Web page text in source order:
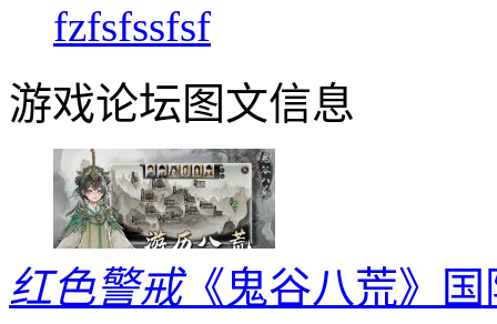
fzfsfssfsf
游戏论坛图文信息
红色警戒《鬼谷八荒》国